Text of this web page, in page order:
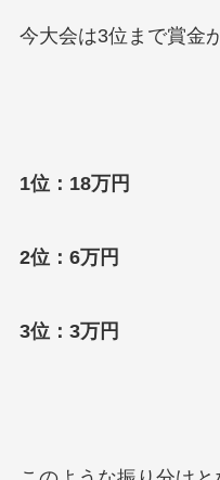
今大会は3位まで賞金
1位：18万円
2位：6万円
3位：3万円